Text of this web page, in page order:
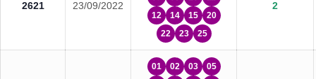
2621 23/09/2022
12
14 15
20
22
23 25
2
01 02 03
05